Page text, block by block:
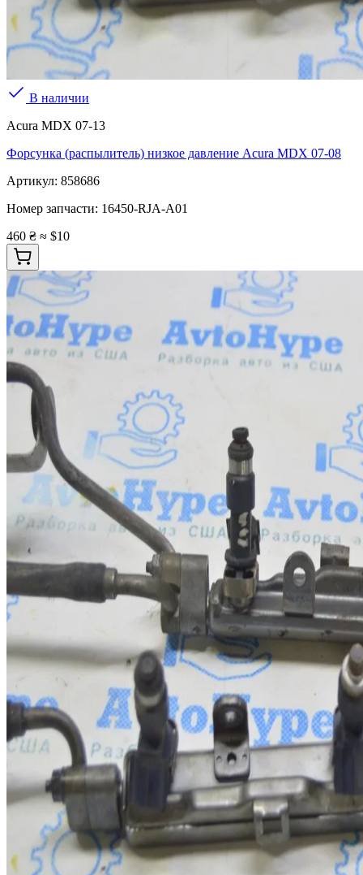
В наличии
Acura MDX 07-13
Форсунка (распылитель) низкое давление Acura MDX 07-08
Артикул: 858686
Номер запчасти: 16450-RJA-A01
460 ₴ ≈ $10